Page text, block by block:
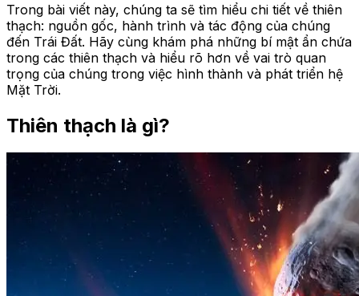
Trong bài viết này, chúng ta sẽ tìm hiểu chi tiết về thiên
thạch: nguồn gốc, hành trình và tác động của chúng
đến Trái Đất. Hãy cùng khám phá những bí mật ẩn chứa
trong các thiên thạch và hiểu rõ hơn về vai trò quan
trọng của chúng trong việc hình thành và phát triển hệ
Mặt Trời.
Thiên thạch là gì?